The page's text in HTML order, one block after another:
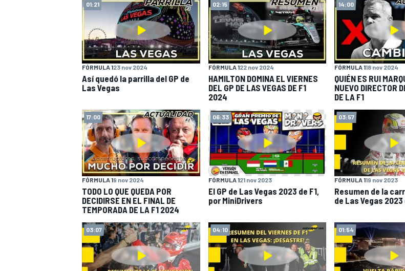
01:21
FÓRMULA 123 nov 2024
Así quedó la parrilla del GP de
Las Vegas
02:15
FÓRMULA 122 nov 2024
HAMILTON DOMINA EL VIERNES
DEL GP DE LAS VEGAS DE F1
2024
14:00
FÓRMULA 118 nov 2024
QUIÉN ES RUI
NUEVO DIRECTOR
DE LA F1
17:00
FÓRMULA 19 nov 2024
TODO LO QUE QUEDA POR
DECIDIRSE EN EL FINAL DE
TEMPORADA DE LA F1 2024
06:33
FÓRMULA 121 nov 2023
El GP de Las Vegas 2023 de F1,
por MiniDrivers
03:57
FÓRMULA 119 nov 2023
Resumen de la
de Las Vegas 2023
03:07 04:10 01:54